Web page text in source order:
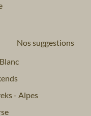
Nos suggestions
- Alpes